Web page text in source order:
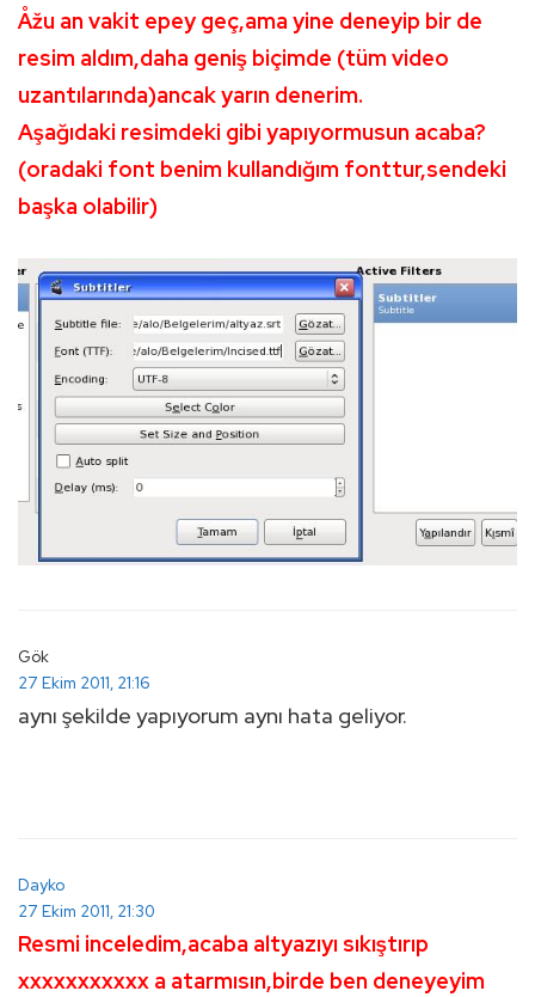
Åžu an vakit epey geç,ama yine deneyip bir de
resim aldım,daha geniş biçimde (tüm video
uzantılarında)ancak yarın denerim.
Aşağıdaki resimdeki gibi yapıyormusun acaba?
(oradaki font benim kullandığım fonttur,sendeki
başka olabilir)
Gök
27 Ekim 2011, 21:16
aynı şekilde yapıyorum aynı hata geliyor.
Dayko
27 Ekim 2011, 21:30
Resmi inceledim,acaba altyazıyı sıkıştırıp
xxxxxxxxxxx a atarmısın,birde ben deneyeyim